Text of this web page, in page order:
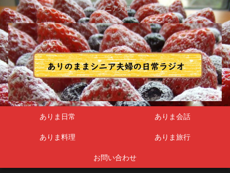
シニア夫婦
ありま日常 ありま会話
ありま料理 ありま旅行
お問い合わせ